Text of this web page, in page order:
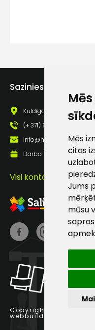
Mēs
citas
Jums
mūsu
Copyright © 2025
webbuilding.lv
Sazinies ar mums
Kuldīgas iela 69a,
(+ 371) 63 881 186
info@hards.lv
Darba laiks:
Visi kontakti